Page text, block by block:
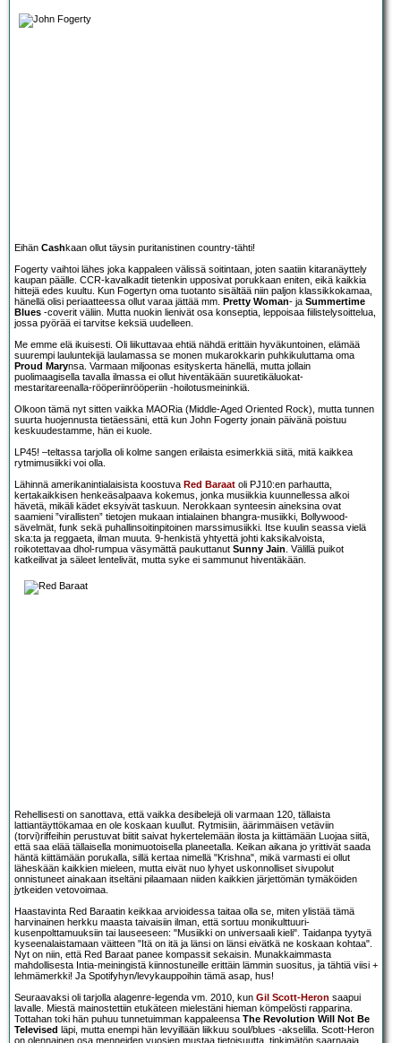
Eihän Cashkaan ollut täysin puritanistinen country-tähti!
Fogerty vaihtoi lähes joka kappaleen välissä soitintaan, joten saatiin kitaranäyttely
kaupan päälle. CCR-kavalkadit tietenkin upposivat porukkaan eniten, eikä kaikkia
hittejä edes kuultu. Kun Fogertyn oma tuotanto sisältää niin paljon klassikkokamaa,
hänellä olisi periaatteessa ollut varaa jättää mm. Pretty Woman- ja Summertime
Blues -coverit väliin. Mutta nuokin lienivät osa konseptia, leppoisaa fiilistelysoittelua,
jossa pyörää ei tarvitse keksiä uudelleen.
Me emme elä ikuisesti. Oli liikuttavaa ehtiä nähdä erittäin hyväkuntoinen, elämää
suurempi lauluntekijä laulamassa se monen mukarokkarin puhkikuluttama oma
Proud Marynsa. Varmaan miljoonas esityskerta hänellä, mutta jollain
puolimaagisella tavalla ilmassa ei ollut hiventäkään suuretikäluokat-
mestaritareenalla-rööperiinrööperiin -hoilotusmeininkiä.
Olkoon tämä nyt sitten vaikka MAORia (Middle-Aged Oriented Rock), mutta tunnen
suurta huojennusta tietäessäni, että kun John Fogerty jonain päivänä poistuu
keskuudestamme, hän ei kuole.
LP45! –teltassa tarjolla oli kolme sangen erilaista esimerkkiä siitä, mitä kaikkea
rytmimusiikki voi olla.
Lähinnä amerikanintialaisista koostuva Red Baraat oli PJ10:en parhautta,
kertakaikkisen henkeäsalpaava kokemus, jonka musiikkia kuunnellessa alkoi
hävetä, mikäli kädet eksyivät taskuun. Nerokkaan synteesin aineksina ovat
saamieni ”virallisten” tietojen mukaan intialainen bhangra-musiikki, Bollywood-
sävelmät, funk sekä puhallinsoitinpitoinen marssimusiikki. Itse kuulin seassa vielä
ska:ta ja reggaeta, ilman muuta. 9-henkistä yhtyettä johti kaksikalvoista,
roikotettavaa dhol-rumpua väsymättä paukuttanut Sunny Jain. Välillä puikot
katkeilivat ja säleet lentelivät, mutta syke ei sammunut hiventäkään.
Rehellisesti on sanottava, että vaikka desibelejä oli varmaan 120, tällaista
lattiantäyttökamaa en ole koskaan kuullut. Rytmisiin, äärimmäisen vetäviin
(torvi)riffeihin perustuvat biitit saivat hykertelemään ilosta ja kiittämään Luojaa siitä,
että saa elää tällaisella monimuotoisella planeetalla. Keikan aikana jo yrittivät saada
häntä kiittämään porukalla, sillä kertaa nimellä "Krishna", mikä varmasti ei ollut
läheskään kaikkien mieleen, mutta eivät nuo lyhyet uskonnolliset sivupolut
onnistuneet ainakaan itseltäni pilaamaan niiden kaikkien järjettömän tymäköiden
jytkeiden vetovoimaa.
Haastavinta Red Baraatin keikkaa arvioidessa taitaa olla se, miten ylistää tämä
harvinainen herkku maasta taivaisiin ilman, että sortuu monikulttuuri-
kusenpolttamuuksiin tai lauseeseen: "Musiikki on universaali kieli". Taidanpa tyytyä
kyseenalaistamaan väitteen "Itä on itä ja länsi on länsi eivätkä ne koskaan kohtaa".
Nyt on niin, että Red Baraat panee kompassit sekaisin. Munakkaimmasta
mahdollisesta Intia-meiningistä kiinnostuneille erittäin lämmin suositus, ja tähtiä viisi +
lehmämerkki! Ja Spotifyhyn/levykauppoihin tämä asap, hus!
Seuraavaksi oli tarjolla alagenre-legenda vm. 2010, kun Gil Scott-Heron saapui
lavalle. Miestä mainostettiin etukäteen mielestäni hieman kömpelösti rapparina.
Tottahan toki hän puhuu tunnetuimman kappaleensa The Revolution Will Not Be
Televised läpi, mutta enempi hän levyillään liikkuu soul/blues -akselilla. Scott-Heron
on olennainen osa menneiden vuosien mustaa tietoisuutta, tinkimätön saarnaaja,